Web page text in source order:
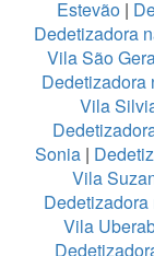
Estevão |
Dedetizadora
Vila São
Dedetizadora
Vila
Sonia |
Vila
Vila